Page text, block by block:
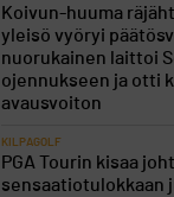
Koivun-huuma
yleisö vyöryi
nuorukainen laittoi
ojennukseen ja otti
avausvoiton
KILPAGOLF
PGA Tourin kisaa
sensaatiotulokkaan